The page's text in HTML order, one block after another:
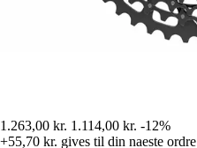
1.263,00 kr. 1.114,00 kr. -12%
+55,70 kr. gives til din naeste ordre